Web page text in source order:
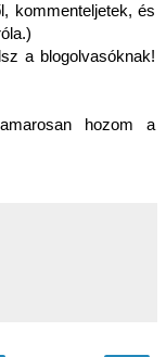
kommenteljetek, és
a blogolvasóknak!
hozom a